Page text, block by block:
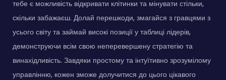
тебе є можливість відкривати клітинки та мінувати стільки,
скільки забажаєш. Долай перешкоди, змагайся з гравцями з
усього світу та займай високі позиції у таблиці лідерів,
демонструючи всім свою неперевершену стратегію та
винахідливість. Завдяки простому та інтуїтивно зрозумілому
управлінню, кожен зможе долучитися до цього цікавого